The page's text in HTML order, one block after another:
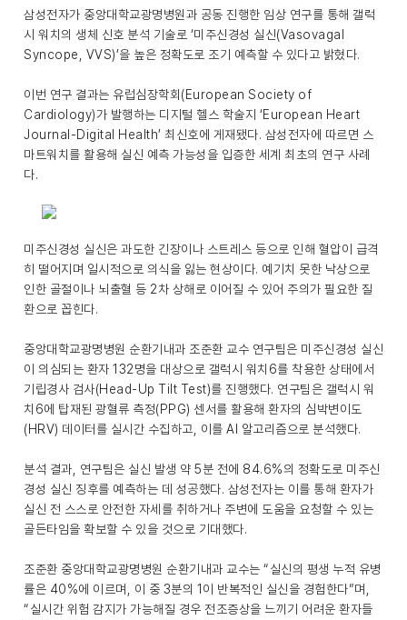
삼성전자가 중앙대학교광명병원과 공동 진행한 임상 연구를 통해 갤럭
시 워치의 생체 신호 분석 기술로 ‘미주신경성 실신(Vasovagal
Syncope, VVS)’을 높은 정확도로 조기 예측할 수 있다고 밝혔다.
이번 연구 결과는 유럽심장학회(European Society of
Cardiology)가 발행하는 디지털 헬스 학술지 ‘European Heart
Journal-Digital Health’ 최신호에 게재됐다. 삼성전자에 따르면 스
마트워치를 활용해 실신 예측 가능성을 입증한 세계 최초의 연구 사례
다.
미주신경성 실신은 과도한 긴장이나 스트레스 등으로 인해 혈압이 급격
히 떨어지며 일시적으로 의식을 잃는 현상이다. 예기치 못한 낙상으로
인한 골절이나 뇌출혈 등 2차 상해로 이어질 수 있어 주의가 필요한 질
환으로 꼽힌다.
중앙대학교광명병원 순환기내과 조준환 교수 연구팀은 미주신경성 실신
이 의심되는 환자 132명을 대상으로 갤럭시 워치6를 착용한 상태에서
기립경사 검사(Head-Up Tilt Test)를 진행했다. 연구팀은 갤럭시 워
치6에 탑재된 광혈류 측정(PPG) 센서를 활용해 환자의 심박변이도
(HRV) 데이터를 실시간 수집하고, 이를 AI 알고리즘으로 분석했다.
분석 결과, 연구팀은 실신 발생 약 5분 전에 84.6%의 정확도로 미주신
경성 실신 징후를 예측하는 데 성공했다. 삼성전자는 이를 통해 환자가
실신 전 스스로 안전한 자세를 취하거나 주변에 도움을 요청할 수 있는
골든타임을 확보할 수 있을 것으로 기대했다.
조준환 중앙대학교광명병원 순환기내과 교수는 “실신의 평생 누적 유병
률은 40%에 이르며, 이 중 3분의 1이 반복적인 실신을 경험한다”며,
“실시간 위험 감지가 가능해질 경우 전조증상을 느끼기 어려운 환자들